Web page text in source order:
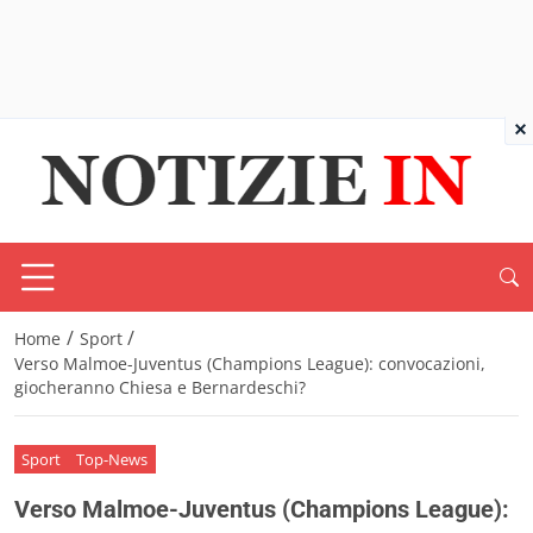
Home / Sport /
Verso Malmoe-Juventus (Champions League): convocazioni,
giocheranno Chiesa e Bernardeschi?
Sport Top-News
Verso Malmoe-Juventus (Champions League):
×